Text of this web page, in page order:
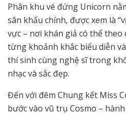
Phân khu vé đứng Unicorn
sân khấu chính, được xem là
vực – nơi khán giả có thể
từng khoảnh khắc biểu diễn
thí sinh cùng nghệ sĩ trong
nhạc và sắc đẹp.
Đến với đêm Chung kết Miss
bước vào vũ trụ Cosmo –